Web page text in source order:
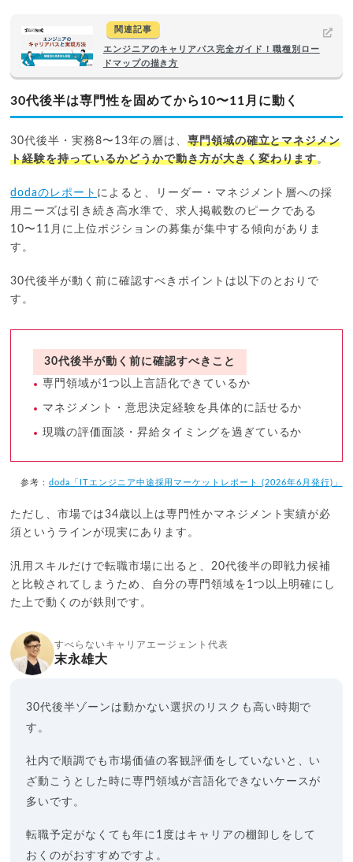
関連記事
エンジニアのキャリアパス完全ガイド！職種別ロー
ドマップの描き方
30代後半は専門性を固めてから10〜11月に動く
30代後半・実務8〜13年の層は、 専門領域の確立とマネジメン
ト経験を持っているかどうかで動き方が大きく変わります。
dodaのレポート によると、リーダー・マネジメント層への採
用ニーズは引き続き高水準で、求人掲載数のピークである
10〜11月に上位ポジションの募集が集中する傾向がありま
す。
30代後半が動く前に確認すべきポイントは以下のとおりで
す。
30代後半が動く前に確認すべきこと
専門領域が1つ以上言語化できているか
マネジメント・意思決定経験を具体的に話せるか
現職の評価面談・昇給タイミングを過ぎているか
参考：doda「ITエンジニア中途採用マーケットレポート (2026年6月発行)」
ただし、市場では34歳以上は専門性かマネジメント実績が必
須というラインが現実にあります。
汎用スキルだけで転職市場に出ると、20代後半の即戦力候補
と比較されてしまうため、自分の専門領域を1つ以上明確にし
た上で動くのが鉄則です。
すべらないキャリアエージェント代表
末永雄大
30代後半ゾーンは動かない選択のリスクも高い時期で
す。
社内で順調でも市場価値の客観評価をしていないと、い
ざ動こうとした時に専門領域が言語化できないケースが
多いです。
転職予定がなくても年に1度はキャリアの棚卸しをして
おくのがおすすめですよ。